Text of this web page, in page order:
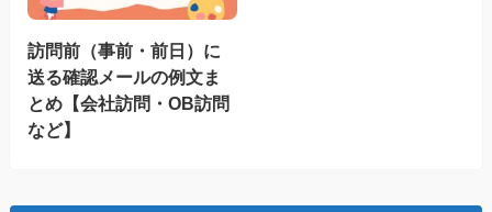
訪問前（事前・前日）に
送る確認メールの例文ま
とめ【会社訪問・OB訪問
など】